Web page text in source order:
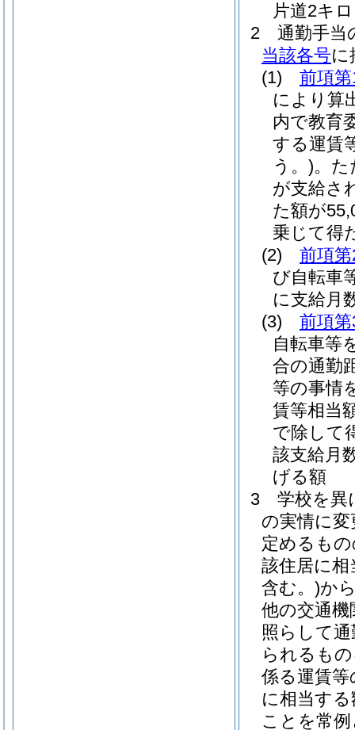
片道2キ
2
通勤手当
当該各号に
(1)
前項
により算
内で教育
する運賃
う。)。 た
が支給さ
た額が
乗じて得
(2)
前項
び自転車
に支給月
(3)
前項
自転車等
合の通勤
等の事情
賃等相当
で除して
該支給月
げる額
3
学校を異
の実情に
定めるも
該住居に
含む。)か
他の交通
照らして
られるも
係る運賃
に相当す
ことを常